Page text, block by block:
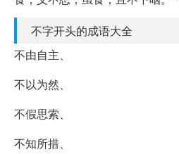
不字开头的成语大全
不由自主、
不以为然、
不假思索、
不知所措、